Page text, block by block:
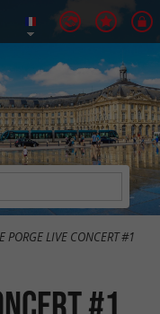
PORGE LIVE CONCERT #1
#1